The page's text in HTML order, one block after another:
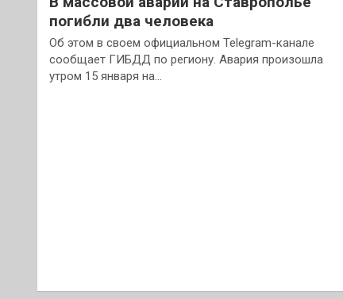
погибли два человека
Об этом в своем официальном Telegram-канале
сообщает ГИБДД по региону. Авария произошла
утром 15 января на…